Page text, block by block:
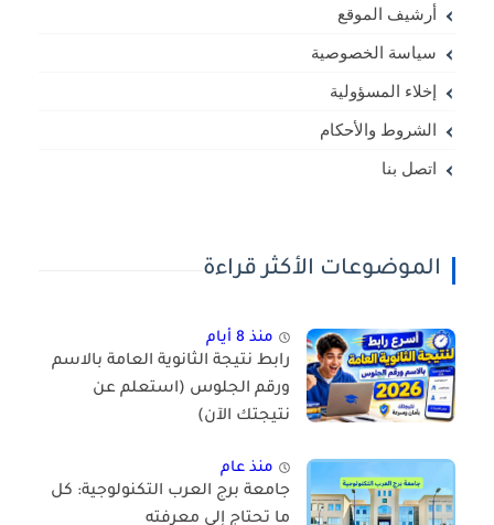
أرشيف الموقع
سياسة الخصوصية
إخلاء المسؤولية
الشروط والأحكام
اتصل بنا
الموضوعات الأكثر قراءة
منذ 8 أيام
رابط نتيجة الثانوية العامة بالاسم
ورقم الجلوس (استعلم عن
نتيجتك الآن)
منذ عام
جامعة برج العرب التكنولوجية: كل
ما تحتاج إلى معرفته